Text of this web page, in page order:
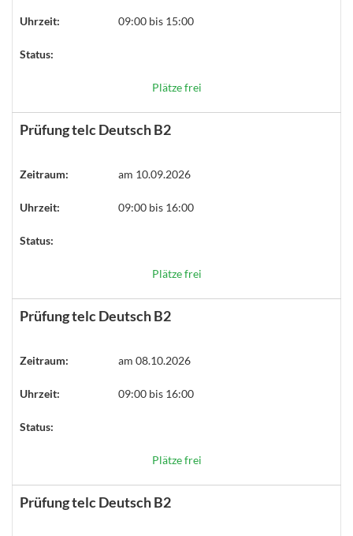
Uhrzeit: 09:00 bis 15:00
Status:
Plätze frei
Prüfung telc Deutsch B2
Zeitraum: am 10.09.2026
Uhrzeit: 09:00 bis 16:00
Status:
Plätze frei
Prüfung telc Deutsch B2
Zeitraum: am 08.10.2026
Uhrzeit: 09:00 bis 16:00
Status:
Plätze frei
Prüfung telc Deutsch B2